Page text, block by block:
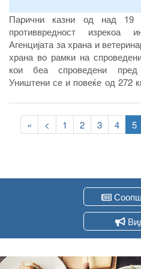
Парични казни од над 19
противвредност изрекоа
Агенцијата за храна и
храна во рамки на
кои беа спроведени пред
Уништени се и повеќе од 272
нештетно уништени на
40 тони небезбедни јајца по
беше спречено да се
Pagination
First
page
«
Previous
page
< Page
1 Page
2 Page
3 Page
4 5